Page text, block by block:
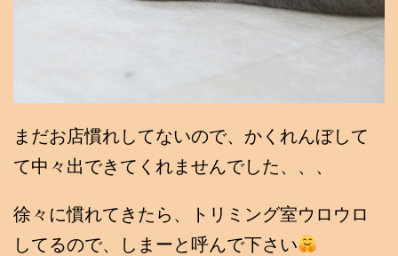
まだお店慣れしてないので、かくれんぼして
て中々出できてくれませんでした、、、
徐々に慣れてきたら、トリミング室ウロウロ
してるので、しまーと呼んで下さい